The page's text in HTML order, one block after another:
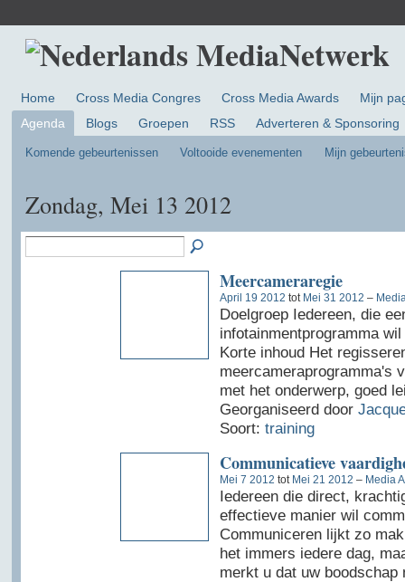
Home Cross Media Congres Cross Media Awards
Mijn
Agenda
Blogs Groepen RSS Adverteren & Sponsoring
Komende gebeurtenissen Voltooide evenementen Mijn
Zondag, Mei 13 2012
Meercameraregie
April 19 2012 tot Mei 31 2012 –
Doelgroep Iedereen, die
infotainmentprogramma
Korte inhoud Het
meercameraprogramma's
met het onderwerp, goed
Georganiseerd door
Soort: training
Communicatieve
Mei 7 2012 tot Mei 21 2012 – Media
Iedereen die direct,
effectieve manier wil
Communiceren lijkt zo
het immers iedere dag,
merkt u dat uw boodschap